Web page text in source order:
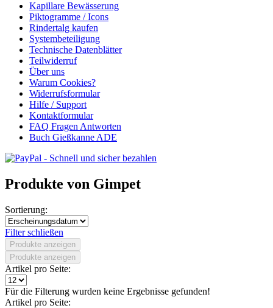
Kapillare Bewässerung
Piktogramme / Icons
Rindertalg kaufen
Systembeteiligung
Technische Datenblätter
Teilwiderruf
Über uns
Warum Cookies?
Widerrufsformular
Hilfe / Support
Kontaktformular
FAQ Fragen Antworten
Buch Gießkanne ADE
Produkte von Gimpet
Sortierung:
Filter schließen
Produkte anzeigen
Produkte anzeigen
Artikel pro Seite:
Für die Filterung wurden keine Ergebnisse gefunden!
Artikel pro Seite: